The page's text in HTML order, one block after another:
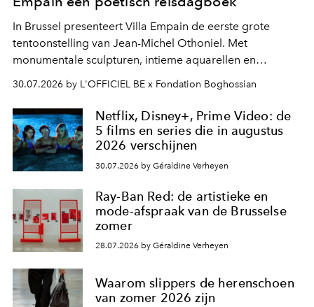
In Brussel presenteert Villa Empain de eerste grote
tentoonstelling van Jean-Michel Othoniel. Met
monumentale sculpturen, intieme aquarellen en
fonkelend Murano-glas creëert de Franse kunstenaar
een emotionele reis waarin elk werk de herinnering
oproept aan een ontmoeting, een bestemming of een
moment van verwondering.
30.07.2026 by L'OFFICIEL BE x Fondation Boghossian
Netflix, Disney+, Prime Video: de
5 films en series die in augustus
2026 verschijnen
30.07.2026 by Géraldine Verheyen
Ray-Ban Red: de artistieke en
mode-afspraak van de Brusselse
zomer
28.07.2026 by Géraldine Verheyen
Waarom slippers de herenschoen
van zomer 2026 zijn